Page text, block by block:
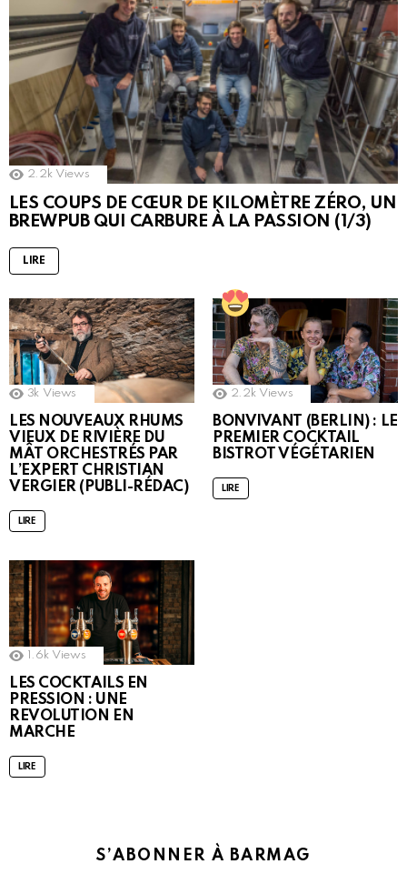
2.2k Views
LES COUPS DE CŒUR DE KILOMÈTRE ZÉRO, UN
BREWPUB QUI CARBURE À LA PASSION (1/3)
LIRE
3k Views
LES NOUVEAUX RHUMS
VIEUX DE RIVIÈRE DU
MÂT ORCHESTRÉS PAR
L’EXPERT CHRISTIAN
VERGIER (PUBLI-RÉDAC)
LIRE
2.2k Views
BONVIVANT (BERLIN) : LE
PREMIER COCKTAIL
BISTROT VÉGÉTARIEN
LIRE
1.6k Views
LES COCKTAILS EN
PRESSION : UNE
REVOLUTION EN
MARCHE
LIRE
S’ABONNER À BARMAG